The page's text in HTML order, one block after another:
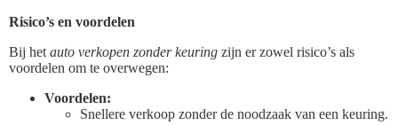
Risico’s en voordelen
Bij het auto verkopen zonder keuring zijn er zowel risico’s als
voordelen om te overwegen:
Voordelen:
Snellere verkoop zonder de noodzaak van een keuring.